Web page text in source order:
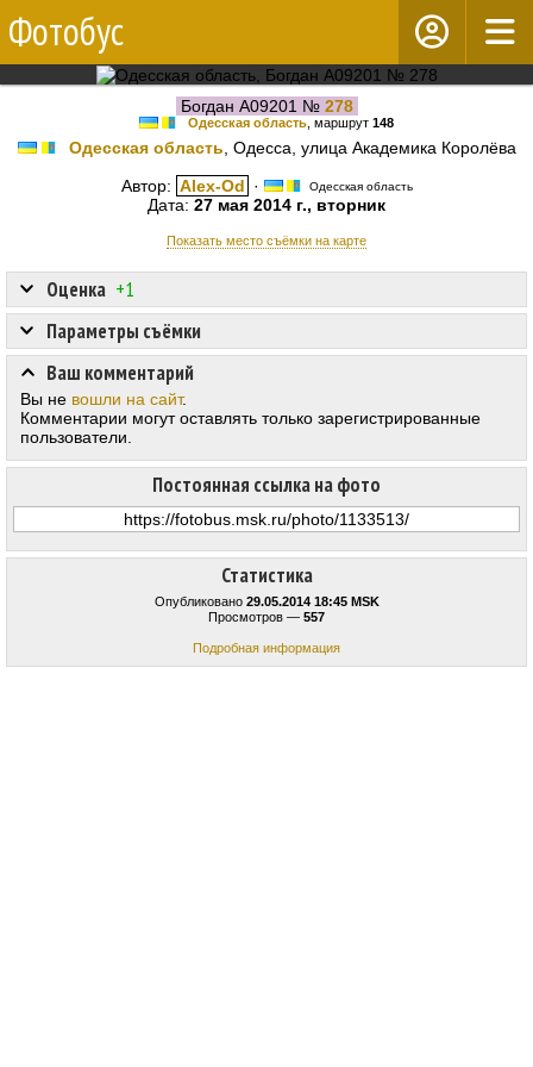
Фотобус
Богдан А09201 № 278
Одесская область , маршрут 148
Одесская область , Одесса, улица Академика Королёва
Автор: Alex-Od · Одесская область
Дата: 27 мая 2014 г., вторник
Показать место съёмки на карте
Статистика
Опубликовано 29.05.2014 18:45 MSK
Просмотров — 557
Подробная информация
Оценка +1
Постоянная ссылка на фото
Параметры съёмки
Ваш комментарий
Вы не вошли на сайт.
Комментарии могут оставлять только зарегистрированные
пользователи.